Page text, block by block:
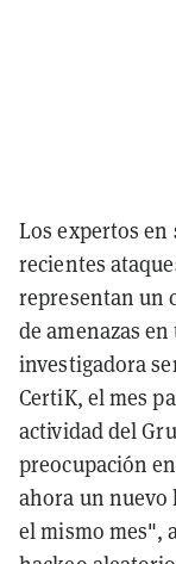
Los expertos
recientes
representan un
de amenazas
investigadora
CertiK, el mes
actividad del
preocupación
ahora un nuevo
el mismo mes",